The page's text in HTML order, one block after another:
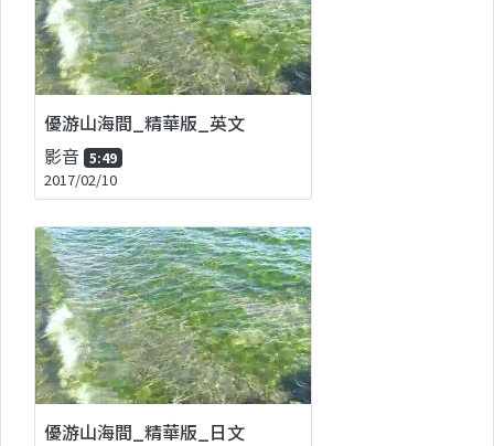
優游山海間_精華版_英文
影音 5:49
2017/02/10
優游山海間_精華版_日文